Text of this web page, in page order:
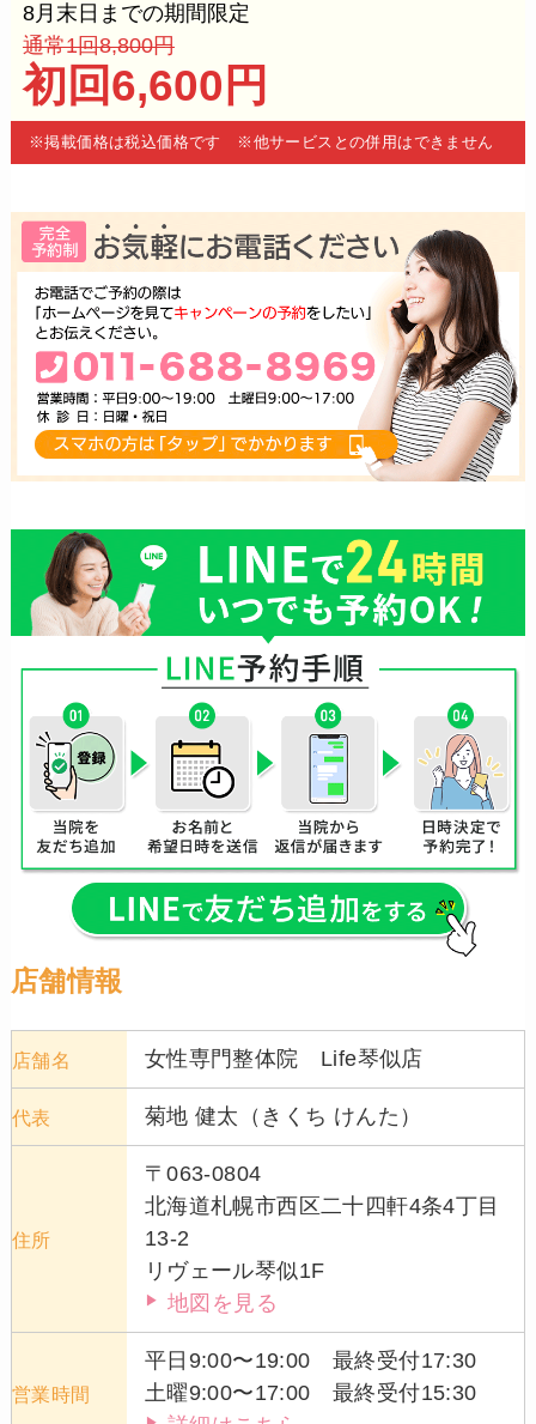
8月末日までの期間限定
通常1回8,800円
初回6,600円
※掲載価格は税込価格です ※他サービスとの併用はできません
店舗情報
店舗名 女性専門整体院 Life琴似店
代表 菊地 健太（きくち けんた）
住所
〒063-0804
北海道札幌市西区二十四軒4条4丁目
13-2
リヴェール琴似1F
地図を見る
営業時間
平日9:00〜19:00 最終受付17:30
土曜9:00〜17:00 最終受付15:30